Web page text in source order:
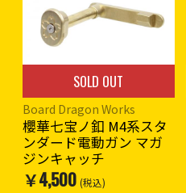
SOLD OUT
Board Dragon Works
櫻華七宝ノ釦 M4系スタ
ンダード電動ガン マガ
ジンキャッチ
￥4,500 (税込)